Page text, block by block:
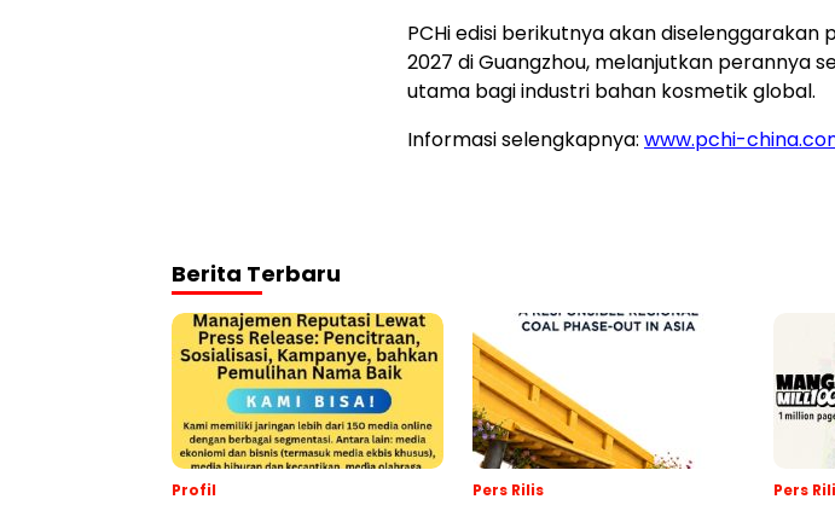
PCHi edisi berikutnya akan diselenggarakan
2027 di Guangzhou, melanjutkan perannya
utama bagi industri bahan kosmetik global.
Informasi selengkapnya: www.pchi-
Berita Terbaru
Profil Pers Rilis Pers